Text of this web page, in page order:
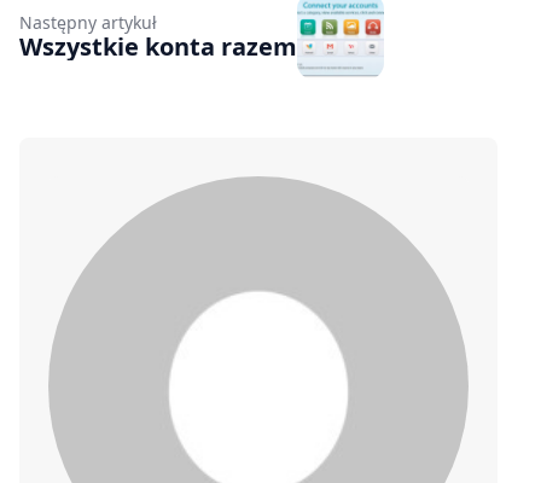
Następny artykuł
Wszystkie konta razem